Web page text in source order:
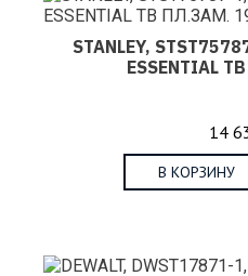
STANLEY,
ESSENTIAL
14
В КОРЗИНУ